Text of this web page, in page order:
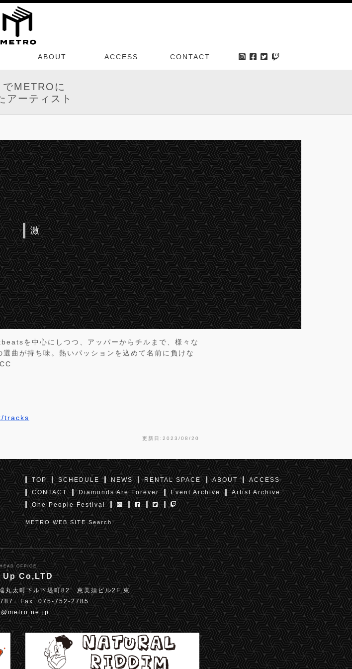
ABOUT ACCESS CONTACT
でMETROに
アーティスト
激
を中心にしつつ、アッパーからチルまで、様々な
曲が持ち味。熱いパッションを込めて名前に負けな
tracks
更新日:2023/08/20
TOP SCHEDULE NEWS RENTAL SPACE ABOUT
ACCESS
CONTACT
Diamonds Are Forever Event Archive
Artist Archive
One People Festival
METRO WEB SITE Search
HEAD OFFICE
Up Co,LTD
丸太町下ル下堤町82 恵美須ビル2F 東
Fax: 075-752-2785